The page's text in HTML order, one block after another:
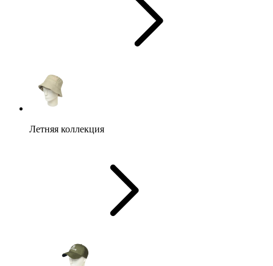
Летняя коллекция